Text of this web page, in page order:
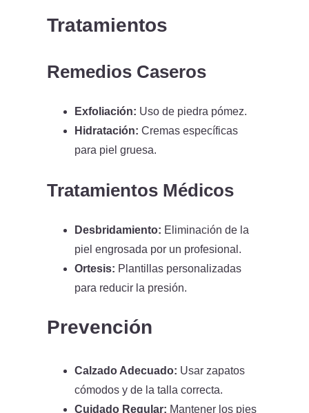
Tratamientos
Remedios Caseros
Exfoliación: Uso de piedra pómez.
Hidratación: Cremas específicas
para piel gruesa.
Tratamientos Médicos
Desbridamiento: Eliminación de la
piel engrosada por un profesional.
Ortesis: Plantillas personalizadas
para reducir la presión.
Prevención
Calzado Adecuado: Usar zapatos
cómodos y de la talla correcta.
Cuidado Regular: Mantener los pies